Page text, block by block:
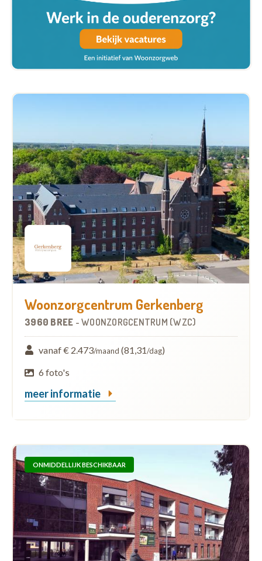
Woonzorgcentrum Gerkenberg
3960 BREE - WOONZORGCENTRUM (WZC)
vanaf € 2.473/maand (81,31/dag)
6 foto's
meer informatie
ONMIDDELLIJK BESCHIKBAAR